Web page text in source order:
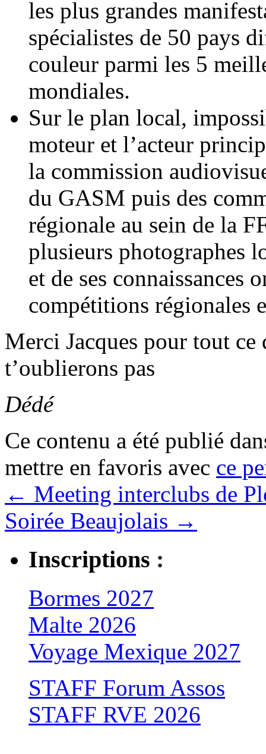
les plus grandes
spécialistes de 50 pays
couleur parmi les 5
mondiales.
Sur le plan local,
moteur et l’acteur
la commission
du GASM puis des
régionale au sein de la
plusieurs photographes
et de ses connaissances
compétitions régionales
Merci Jacques pour tout ce
t’oublierons pas
Dédé
Ce contenu a été publié
mettre en favoris avec ce
← Meeting interclubs de
Soirée Beaujolais →
Inscriptions :
Bormes 2027
Malte 2026
Voyage Mexique 2027
STAFF Forum Assos
STAFF RVE 2026